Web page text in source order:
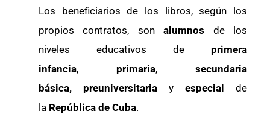
Los beneficiarios de los libros, según los
propios contratos, sonalumnos de los
niveles educativos de primera
infancia, primaria, secundaria
básica,
preuniversitaria y especial de
la República de Cuba.